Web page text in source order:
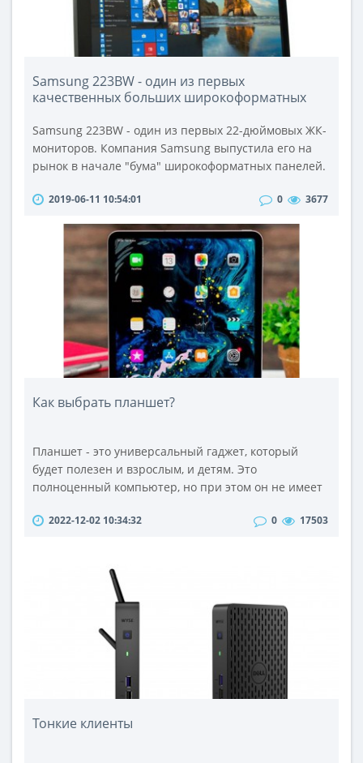
Samsung 223BW - один из первых
качественных больших широкоформатных
Samsung 223BW - один из первых 22-дюймовых ЖК-
мониторов. Компания Samsung выпустила его на
рынок в начале "бума" широкоформатных панелей.
сразу бросается в глаза. Именно своим дизайном и
привлекает.Имея довольно демократическую цену
эта серия мониторов завоевала значительный
сегмент рынка, где также была представ..
2019-06-11 10:54:01 0 3677
Как выбрать планшет?
Планшет - это универсальный гаджет, который
будет полезен и взрослым, и детям. Это
полноценный компьютер, но при этом он не имеет
есть специальные клавиатуры, которые можно
ноутбук или ПК.Перед тем, как купить планшет в
Казахстане, следует знать, как правильно..
2022-12-02 10:34:32 0 17503
Тонкие клиенты